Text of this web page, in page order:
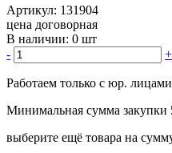
Артикул: 131904
цена договорная
В наличии: 0 шт
-
+
Работаем только с юр. лицами
Минимальная сумма закупки
выберите ещё товара на